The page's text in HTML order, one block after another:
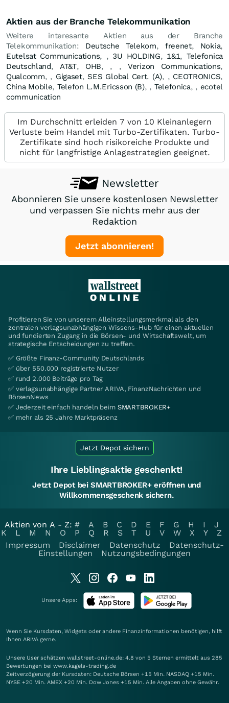
Aktien aus der Branche Telekommunikation
Weitere interesante Aktien aus der Branche
Telekommunikation: Deutsche Telekom, freenet, Nokia,
Eutelsat Communications, , 3U HOLDING, 1&1, Telefonica
Deutschland, AT&T, OHB, , ,Verizon Communications,
Qualcomm, , Gigaset, SES Global Cert. (A), , CEOTRONICS,
China Mobile, Telefon L.M.Ericsson (B), , Telefonica, , ecotel
communication
Im Durchschnitt erleiden 7 von 10 Kleinanlegern
Verluste beim Handel mit Turbo-Zertifikaten. Turbo-
Zertifikate sind hoch risikoreiche Produkte und
nicht für langfristige Anlagestrategien geeignet.
Newsletter
Abonnieren Sie unsere kostenlosen Newsletter
und verpassen Sie nichts mehr aus der
Redaktion
Jetzt abonnieren!
Profitieren Sie von unserem Alleinstellungsmerkmal als den
zentralen verlagsunabhängigen Wissens-Hub für einen aktuellen
und fundierten Zugang in die Börsen- und Wirtschaftswelt, um
strategische Entscheidungen zu treffen.
✅ Größte Finanz-Community Deutschlands
✅ über 550.000 registrierte Nutzer
✅ rund 2.000 Beiträge pro Tag
✅ verlagsunabhängige Partner ARIVA, FinanzNachrichten und
BörsenNews
✅ Jederzeit einfach handeln beim SMARTBROKER+
✅ mehr als 25 Jahre Marktpräsenz
Jetzt Depot sichern
Ihre Lieblingsaktie geschenkt!
Jetzt Depot bei SMARTBROKER+ eröffnen und
Willkommensgeschenk sichern.
Aktien von A - Z: # A B C D E F G H I
J
K
L M N O P Q R S T U V W X Y
Z
Impressum
Disclaimer Datenschutz
Datenschutz-
Einstellungen
Nutzungsbedingungen
Unsere Apps:
Wenn Sie Kursdaten, Widgets oder andere Finanzinformationen benötigen, hilft
Ihnen ARIVA gerne.
Unsere User schätzen wallstreet-online.de: 4.8 von 5 Sternen ermittelt aus 285
Bewertungen bei www.kagels-trading.de
Zeitverzögerung der Kursdaten: Deutsche Börsen +15 Min. NASDAQ +15 Min.
NYSE +20 Min. AMEX +20 Min. Dow Jones +15 Min. Alle Angaben ohne Gewähr.